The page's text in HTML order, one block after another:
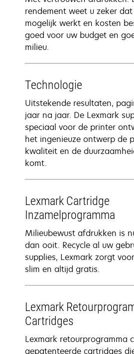
rendement weet u zeker
mogelijk werkt en kosten
goed voor uw budget en
milieu.
Technologie
Uitstekende resultaten,
jaar na jaar. De Lexmark
speciaal voor de printer
het ingenieuze ontwerp de
kwaliteit en de
komt.
Lexmark Cartridge
Inzamelprogramma
Milieubewust afdrukken is
dan ooit. Recycle al uw
supplies, Lexmark zorgt
slim en altijd gratis.
Lexmark
Cartridges
Lexmark retourprogramma
gepatenteerde cartridges